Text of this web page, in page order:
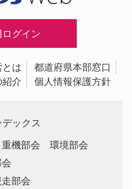
グイン
は
都道府県本部窓口
介 個人情報保護方針
ックス
重機部会
環境部会
部会